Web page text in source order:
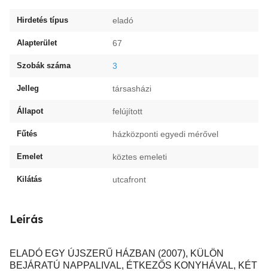
Hirdetés típus eladó
Alapterület 67
Szobák száma 3
Jelleg társasházi
Állapot felújított
Fűtés házközponti egyedi mérővel
Emelet köztes emeleti
Kilátás utcafront
Leírás
ELADÓ EGY ÚJSZERŰ HÁZBAN (2007), KÜLÖN
BEJÁRATÚ NAPPALIVAL, ÉTKEZŐS KONYHÁVAL, KÉT